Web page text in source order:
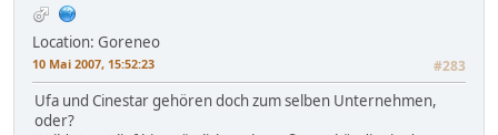
Location: Goreneo
10 Mai 2007, 15:52:23 #283
Ufa und Cinestar gehören doch zum selben Unternehmen,
oder?